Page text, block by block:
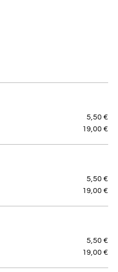
5,50 €
19,00 €
5,50 €
19,00 €
5,50 €
19,00 €